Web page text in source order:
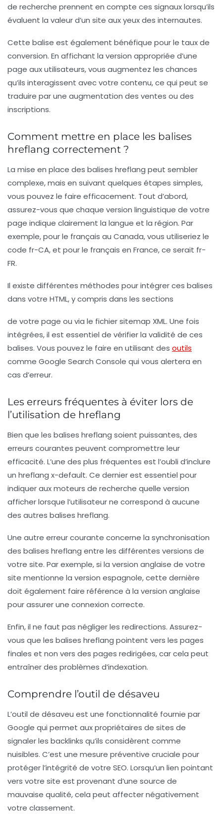
de recherche prennent en compte ces signaux lorsqu’ils
évaluent la valeur d’un site aux yeux des internautes.
Cette balise est également bénéfique pour le taux de
conversion. En affichant la version appropriée d’une
page aux utilisateurs, vous augmentez les chances
qu’ils interagissent avec votre contenu, ce qui peut se
traduire par une augmentation des ventes ou des
inscriptions.
Comment mettre en place les balises
hreflang correctement ?
La mise en place des balises hreflang peut sembler
complexe, mais en suivant quelques étapes simples,
vous pouvez le faire efficacement. Tout d’abord,
assurez-vous que chaque version linguistique de votre
page indique clairement la langue et la région. Par
exemple, pour le français au Canada, vous utiliseriez le
code fr-CA, et pour le français en France, ce serait fr-
FR.
Il existe différentes méthodes pour intégrer ces balises
dans votre HTML, y compris dans les sections
de votre page ou via le fichier sitemap XML. Une fois
intégrées, il est essentiel de vérifier la validité de ces
balises. Vous pouvez le faire en utilisant des outils
comme Google Search Console qui vous alertera en
cas d’erreur.
Les erreurs fréquentes à éviter lors de
l’utilisation de hreflang
Bien que les balises hreflang soient puissantes, des
erreurs courantes peuvent compromettre leur
efficacité. L’une des plus fréquentes est l’oubli d’inclure
un hreflang x-default. Ce dernier est essentiel pour
indiquer aux moteurs de recherche quelle version
afficher lorsque l’utilisateur ne correspond à aucune
des autres balises hreflang.
Une autre erreur courante concerne la synchronisation
des balises hreflang entre les différentes versions de
votre site. Par exemple, si la version anglaise de votre
site mentionne la version espagnole, cette dernière
doit également faire référence à la version anglaise
pour assurer une connexion correcte.
Enfin, il ne faut pas négliger les redirections. Assurez-
vous que les balises hreflang pointent vers les pages
finales et non vers des pages redirigées, car cela peut
entraîner des problèmes d’indexation.
Comprendre l’outil de désaveu
L’outil de désaveu est une fonctionnalité fournie par
Google qui permet aux propriétaires de sites de
signaler les backlinks qu’ils considèrent comme
nuisibles. C’est une mesure préventive cruciale pour
protéger l’intégrité de votre SEO. Lorsqu’un lien pointant
vers votre site est provenant d’une source de
mauvaise qualité, cela peut affecter négativement
votre classement.